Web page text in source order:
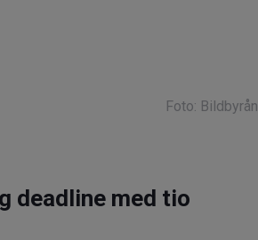
Foto: Bildbyrån
deadline med tio